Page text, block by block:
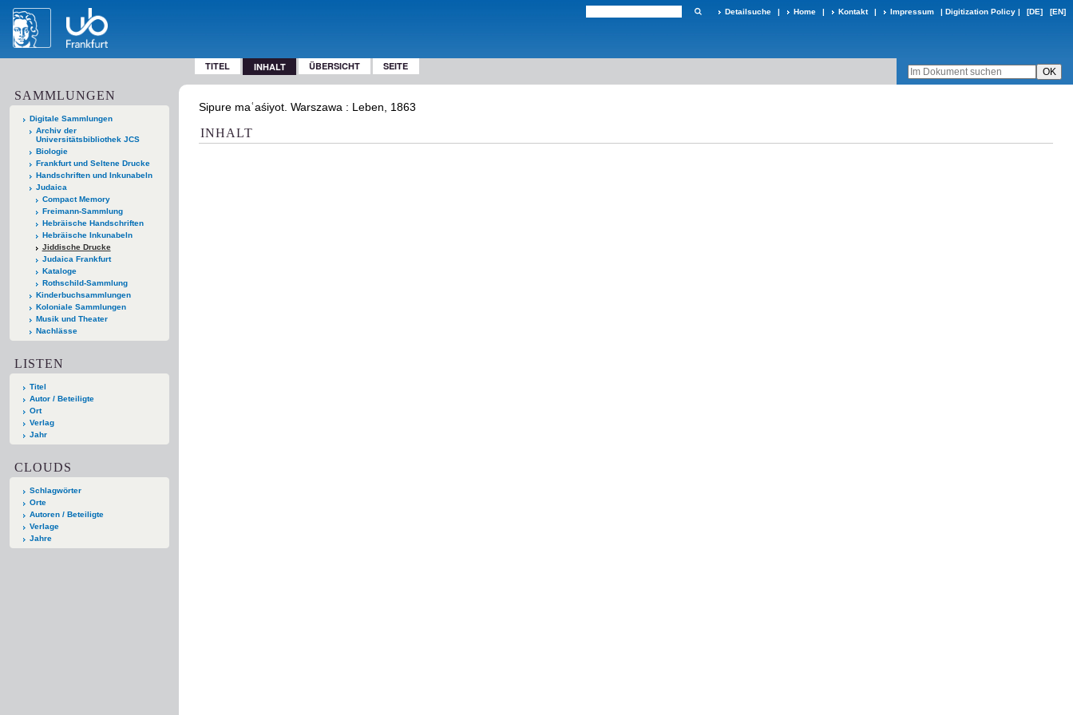
Detailsuche | Home | Kontakt | Impressum | Digitization Policy | [DE] [EN]
TITEL INHALT ÜBERSICHT SEITE
SAMMLUNGEN
Digitale Sammlungen
Archiv der
Universitätsbibliothek JCS
Biologie
Frankfurt und Seltene Drucke
Handschriften und Inkunabeln
Judaica
Compact Memory
Freimann-Sammlung
Hebräische Handschriften
Hebräische Inkunabeln
Jiddische Drucke
Judaica Frankfurt
Kataloge
Rothschild-Sammlung
Kinderbuchsammlungen
Koloniale Sammlungen
Musik und Theater
Nachlässe
LISTEN
Titel
Autor / Beteiligte
Ort
Verlag
Jahr
CLOUDS
Schlagwörter
Orte
Autoren / Beteiligte
Verlage
Jahre
Sipure maʿaśiyot. Warszawa : Leben, 1863
INHALT